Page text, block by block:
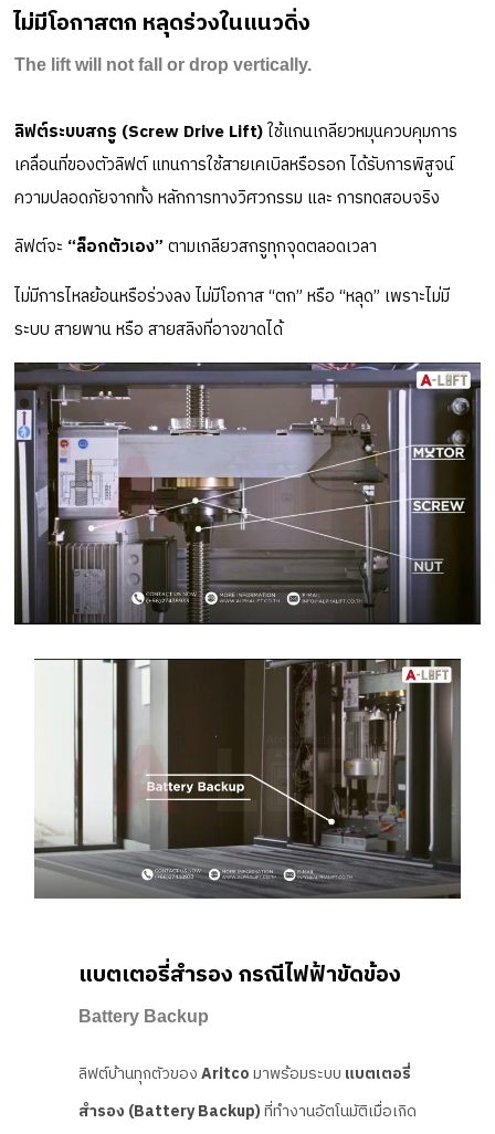
ไม่มีโอกาสตก หลุดร่วงในแนวดิ่ง
The lift will not fall or drop vertically.
ลิฟต์ระบบสกรู (Screw Drive Lift)ใช้แกนเกลียวหมุนควบคุมการ
เคลื่อนที่ของตัวลิฟต์ แทนการใช้สายเคเบิลหรือรอก ได้รับการพิสูจน์
ความปลอดภัยจากทั้ง หลักการทางวิศวกรรม และ การทดสอบจริง
ลิฟต์จะ “ล็อกตัวเอง” ตามเกลียวสกรูทุกจุดตลอดเวลา
ไม่มีการไหลย้อนหรือร่วงลง ไม่มีโอกาส“ตก” หรือ “หลุด” เพราะไม่มี
ระบบ สายพาน หรือ สายสลิงที่อาจขาดได้
แบตเตอรี่สำรอง กรณีไฟฟ้าขัดข้อง
Battery Backup
ลิฟต์บ้านทุกตัวของAritcoมาพร้อมระบบ แบตเตอรี่
สำรอง (Battery Backup)ที่ทำงานอัตโนมัติเมื่อเกิด